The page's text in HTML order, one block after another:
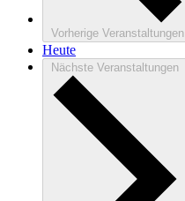
Vorherige Veranstaltungen
Heute
Nächste Veranstaltungen